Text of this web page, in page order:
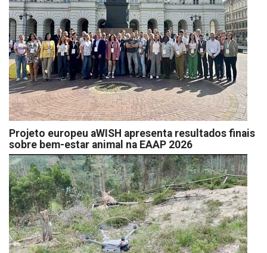
Projeto europeu aWISH apresenta resultados finais
sobre bem-estar animal na EAAP 2026